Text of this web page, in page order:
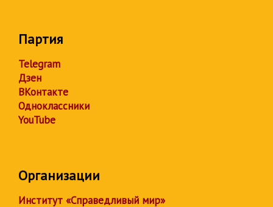
Партия
Telegram
Дзен
ВКонтакте
Одноклассники
YouTube
Организации
Институт «Справедливый мир»